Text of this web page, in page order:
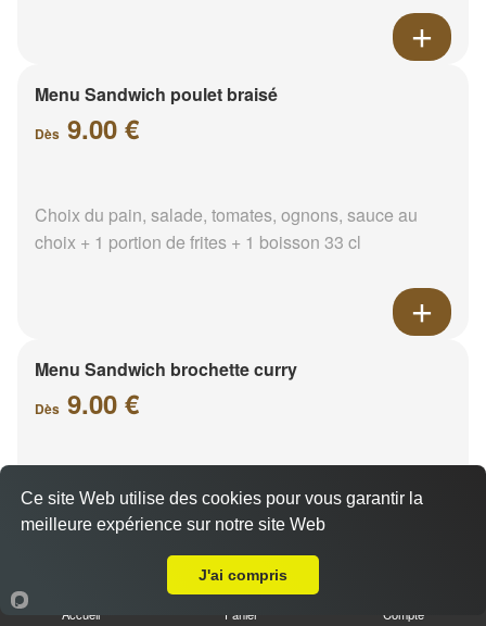
Menu Sandwich poulet braisé
Dès 9.00 €
Choix du pain, salade, tomates, ognons, sauce au
choix + 1 portion de frites + 1 boisson 33 cl
Menu Sandwich brochette curry
Dès 9.00 €
Choix du pain, salade, tomates, ognons, sauce au
choix + 1 portion de frites + 1 boisson 33 cl
Accueil Panier Compte
Ce site Web utilise des cookies pour vous garantir la
meilleure expérience sur notre site Web
J'ai compris